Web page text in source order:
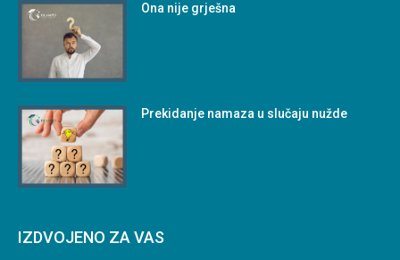
Ona nije grješna
Prekidanje namaza u slučaju nužde
IZDVOJENO ZA VAS